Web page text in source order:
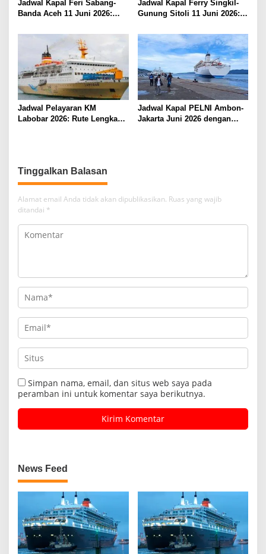
Jadwal Kapal Feri Sabang-
Banda Aceh 11 Juni 2026:
Penumpang dan Pengemudi
Jadwal Kapal Ferry Singkil-
Gunung Sitoli 11 Juni 2026:
Lengkap
Jadwal Pelayaran KM
Labobar 2026: Rute Lengkap
Jadwal Kapal PELNI Ambon-
Jakarta Juni 2026 dengan
Tinggalkan Balasan
Alamat email Anda tidak akan dipublikasikan. Ruas yang wajib
ditandai *
Simpan nama, email, dan situs web saya pada
peramban ini untuk komentar saya berikutnya.
News Feed